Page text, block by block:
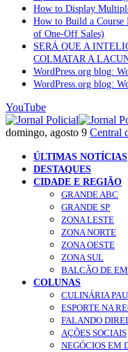
How to Display
How to Build a Course
of One-Off Sales)
SERÁ QUE A
COLMATAR A
WordPress.org blog:
WordPress.org blog:
YouTube
domingo, agosto 9 Central
ÚLTIMAS NOTÍCIAS
DESTAQUES
CIDADE E REGIÃO
GRANDE ABC
GRANDE SP
ZONA LESTE
ZONA NORTE
ZONA OESTE
ZONA SUL
BALCÃO DE
COLUNAS
CULINÁRIA
ESPORTE NA
FALANDO
AÇÕES SOCIAIS
NEGÓCIOS EM